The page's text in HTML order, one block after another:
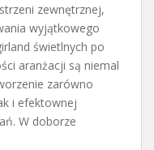
zewnętrznej,
wyjątkowego
świetlnych po
aranżacji są niemal
zarówno
i efektownej
W doborze